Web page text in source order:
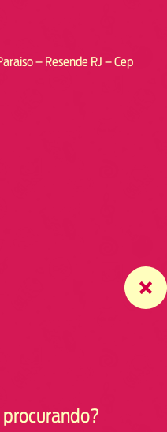
– Resende RJ – Cep
procurando?